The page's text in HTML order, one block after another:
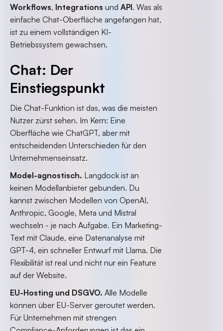
Workflows, Integrations und API. Was als
einfache Chat-Oberfläche angefangen hat,
ist zu einem vollständigen KI-
Betriebssystem gewachsen.
Chat: Der
Einstiegspunkt
Die Chat-Funktion ist das, was die meisten
Nutzer zürst sehen. Im Kern: Eine
Oberfläche wie ChatGPT, aber mit
entscheidenden Unterschieden für den
Unternehmenseinsatz.
Model-agnostisch. Langdock ist an
keinen Modellanbieter gebunden. Du
kannst zwischen Modellen von OpenAI,
Anthropic, Google, Meta und Mistral
wechseln - je nach Aufgabe. Ein Marketing-
Text mit Claude, eine Datenanalyse mit
GPT-4, ein schneller Entwurf mit Llama. Die
Flexibilität ist real und nicht nur ein Feature
auf der Website.
EU-Hosting und DSGVO. Alle Modelle
können über EU-Server geroutet werden.
Für Unternehmen mit strengen